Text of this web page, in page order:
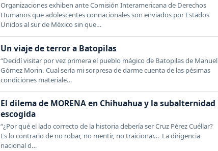
Organizaciones exhiben ante Comisión Interamericana de Derechos
Humanos que adolescentes connacionales son enviados por Estados
Unidos al sur de México sin que…
Un viaje de terror a Batopilas
“Decidí visitar por vez primera el pueblo mágico de Batopilas de Manuel
Gómez Morin. Cual sería mi sorpresa de darme cuenta de las pésimas
condiciones materiale…
El dilema de MORENA en Chihuahua y la subalternidad
escogida
“¿Por qué el lado correcto de la historia debería ser Cruz Pérez Cuéllar?
Es lo contrario de no robar, no mentir, no traicionar… La dirigencia
nacional d…